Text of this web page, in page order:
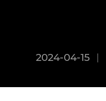
2024-04-15